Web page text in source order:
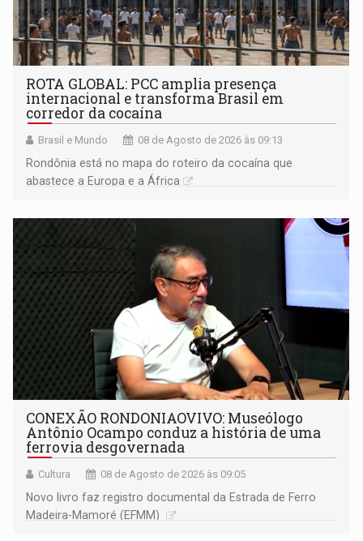
ROTA GLOBAL: PCC amplia presença
internacional e transforma Brasil em
corredor da cocaína
Brasil e Mundo 08 de Agosto de 2026 às 09:13
Rondônia está no mapa do roteiro da cocaína que
abastece a Europa e a África
CONEXÃO RONDONIAOVIVO: Museólogo
Antônio Ocampo conduz a história de uma
ferrovia desgovernada
Cultura 08 de Agosto de 2026 às 09:05
Novo livro faz registro documental da Estrada de Ferro
Madeira-Mamoré (EFMM)